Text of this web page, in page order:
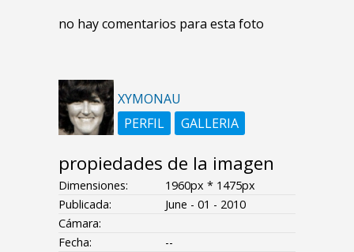
no hay comentarios para esta foto
XYMONAU
PERFIL
GALLERIA
propiedades de la imagen
Dimensiones:
1960px * 1475px
Publicada:
June - 01 - 2010
Cámara:
Fecha:
--